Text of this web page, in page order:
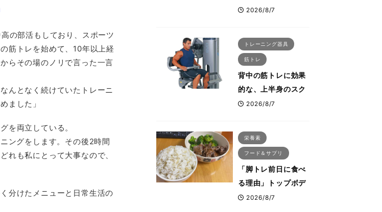
の部活もしており、スポーツ
筋トレを始めて、10年以上経
らその場のノリで言った一言
んとなく続けていたトレーニ
ました」
を両立している。
ングをします。その後2時間
れも私にとって大事なので、
分けたメニューと日常生活の
ない ボディビル世
える食事・睡眠・呼
吸の整え方
2026/8/7
トレーニング器具
筋トレ
背中の筋トレに効果
的な、上半身のスク
ワットとも言われた
ス・プルオーバーマ
シン”とは？
2026/8/7
栄養素
フード＆サプリ
「脚トレ前日に食べ
る理由」トップボデ
ィビルダーが愛用す
2026/8/7